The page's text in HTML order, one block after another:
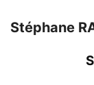
Stéphane